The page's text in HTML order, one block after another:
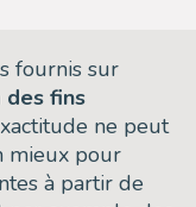
fournis sur
des fins
ne peut
mieux pour
à partir de